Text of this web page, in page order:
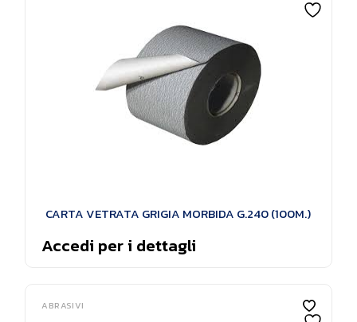
CARTA VETRATA GRIGIA MORBIDA G.240 (100M.)
Accedi per i dettagli
ABRASIVI